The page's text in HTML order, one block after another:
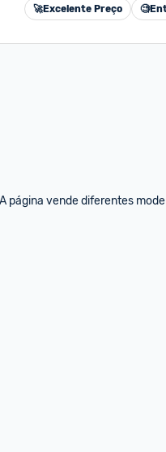
🚀Excelente Preço 🧐
página vende diferentes